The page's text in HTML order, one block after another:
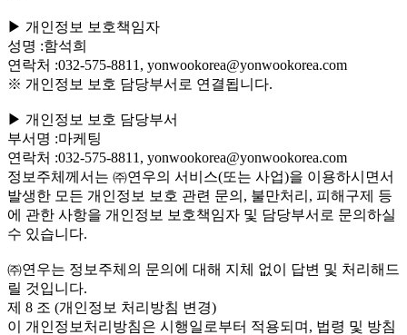
▶ 개인정보 보호책임자
성명 :함석희
연락처 :032-575-8811, yonwookorea@yonwookorea.com
※ 개인정보 보호 담당부서로 연결됩니다.
▶ 개인정보 보호 담당부서
부서명 :마케팅
연락처 :032-575-8811, yonwookorea@yonwookorea.com
정보주체께서는 ㈜연우의 서비스(또는 사업)을 이용하시면서
발생한 모든 개인정보 보호 관련 문의, 불만처리, 피해구제 등
에 관한 사항을 개인정보 보호책임자 및 담당부서로 문의하실
수 있습니다.
㈜연우는 정보주체의 문의에 대해 지체 없이 답변 및 처리해드
릴 것입니다.
제 8 조 (개인정보 처리방침 변경)
이 개인정보처리방침은 시행일로부터 적용되며, 법령 및 방침